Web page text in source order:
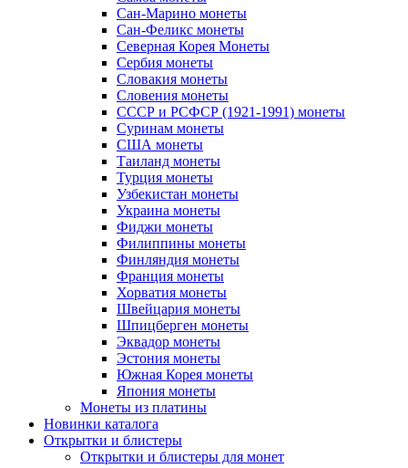
Сан-Марино монеты
Сан-Феликс монеты
Северная Корея Монеты
Сербия монеты
Словакия монеты
Словения монеты
СССР и РСФСР (1921-1991) монеты
Суринам монеты
США монеты
Таиланд монеты
Турция монеты
Узбекистан монеты
Украина монеты
Фиджи монеты
Филиппины монеты
Финляндия монеты
Франция монеты
Хорватия монеты
Швейцария монеты
Шпицберген монеты
Эквадор монеты
Эстония монеты
Южная Корея монеты
Япония монеты
Монеты из платины
Новинки каталога
Открытки и блистеры
Открытки и блистеры для монет